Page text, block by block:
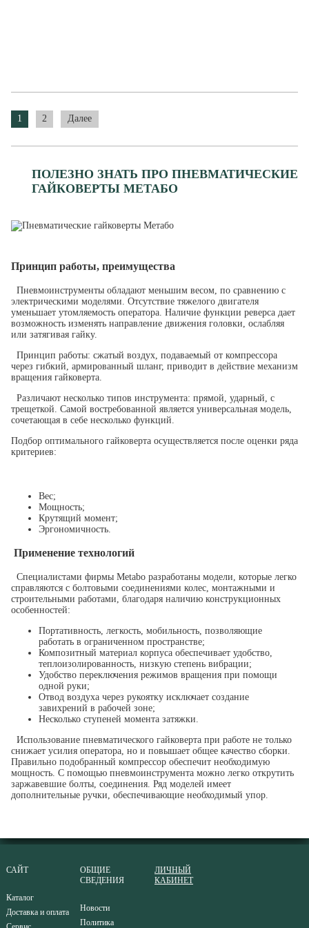
1 2 Далее
ПОЛЕЗНО ЗНАТЬ ПРО ПНЕВМАТИЧЕСКИЕ
ГАЙКОВЕРТЫ МЕТАБО
Принцип работы, преимущества
Пневмоинструменты обладают меньшим весом, по сравнению с
электрическими моделями. Отсутствие тяжелого двигателя
уменьшает утомляемость оператора. Наличие функции реверса дает
возможность изменять направление движения головки, ослабляя
или затягивая гайку.
Принцип работы: сжатый воздух, подаваемый от компрессора
через гибкий, армированный шланг, приводит в действие механизм
вращения гайковерта.
Различают несколько типов инструмента: прямой, ударный, с
трещеткой. Самой востребованной является универсальная модель,
сочетающая в себе несколько функций.
Подбор оптимального гайковерта осуществляется после оценки ряда
критериев:
Вес;
Мощность;
Крутящий момент;
Эргономичность.
Применение технологий
Специалистами фирмы Metabo разработаны модели, которые легко
справляются с болтовыми соединениями колес, монтажными и
строительными работами, благодаря наличию конструкционных
особенностей:
Портативность, легкость, мобильность, позволяющие
работать в ограниченном пространстве;
Композитный материал корпуса обеспечивает удобство,
теплоизолированность, низкую степень вибрации;
Удобство переключения режимов вращения при помощи
одной руки;
Отвод воздуха через рукоятку исключает создание
завихрений в рабочей зоне;
Несколько ступеней момента затяжки.
Использование пневматического гайковерта при работе не только
снижает усилия оператора, но и повышает общее качество сборки.
Правильно подобранный компрессор обеспечит необходимую
мощность. С помощью пневмоинструмента можно легко открутить
заржавевшие болты, соединения. Ряд моделей имеет
дополнительные ручки, обеспечивающие необходимый упор.
САЙТ
Каталог
Доставка и оплата
ОБЩИЕ
СВЕДЕНИЯ
Новости
Политика
ЛИЧНЫЙ
КАБИНЕТ